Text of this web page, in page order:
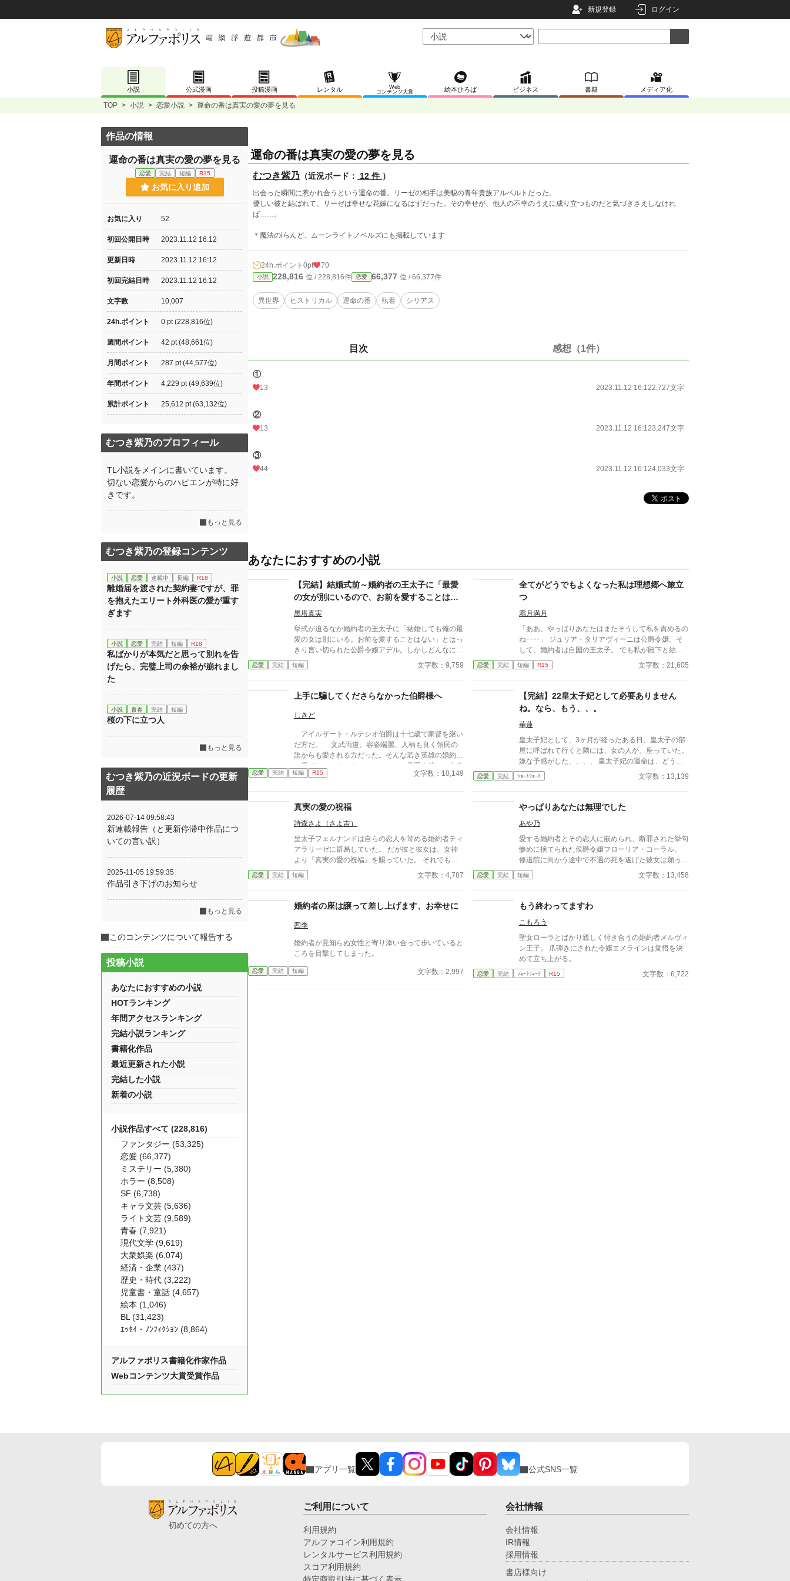
新規登録 ログイン
小説 公式漫画 投稿漫画 レンタル
Web
コンテンツ大賞
絵本ひろば ビジネス 書籍 メディア化
TOP > 小説 > 恋愛小説 > 運命の番は真実の愛の夢を見る
運命の番は真実の愛の夢を見る
むつき紫乃 （近況ボード： 12 件 ）
出会った瞬間に惹かれ合うという運命の番。リーゼの相手は美貌の青年貴族アルベルトだった。
優しい彼と結ばれて、リーゼは幸せな花嫁になるはずだった。その幸せが、他人の不幸のうえに成り立つものだと気づきさえしなけれ
ば……。
＊魔法のiらんど、ムーンライトノベルズにも掲載しています
24h.ポイント 0pt 70
小説 228,816 位 / 228,816件 恋愛 66,377 位 / 66,377件
異世界 ヒストリカル 運命の番 執着 シリアス
目次 感想（1件）
①
13 2023.11.12 16:122,727文字
②
13 2023.11.12 16:123,247文字
③
44 2023.11.12 16:124,033文字
あなたにおすすめの小説
【完結】結婚式前～婚約者の王太子に「最愛
の女が別にいるので、お前を愛することはな
い」と言われました～
黒塔真実
挙式が迫るなか婚約者の王太子に「結婚しても俺の最
愛の女は別にいる。お前を愛することはない」とはっ
きり言い切られた公爵令嬢アデル。しかしどんなに婚
約者としてないがしろにされても女性としての誇りを
傷つけられても彼女は平気だった。なぜなら大切な
卒業ダンスパーティーの夜、アデルはかつてない、世
にも酷い仕打ちを受けるのだった―― ※神視点。■
なろうにも別タイトルで重複投稿←【ジャンル日間4
恋愛 完結 短編 文字数：9,759
全てがどうでもよくなった私は理想郷へ旅立
つ
霜月満月
「ああ、やっぱりあなたはまたそうして私を責めるの
ね‥‥」 ジュリア・タリアヴィーニは公爵令嬢。そ
して、婚約者は自国の王太子。 でも私が殿下と結婚
することはない。だってあなたは他の人を選んだのだ
もの。『前』と変わらず━━ これはとある能力を持
れる王太子の遠回りな物語。 ※なろう様で投稿済み
の作品です。 ※画像はジュリアの婚約披露の時のイ
メージです。
恋愛 完結 短編 R15 文字数：21,605
上手に騙してくださらなかった伯爵様へ
しきど
アイルザート・ルテシオ伯爵は十七歳で家督を継い
だ方だ。 文武両道、容姿端麗、人柄も良く領民の
誰からも愛される方だった。そんな若き英雄の婚約者
に選ばれたメリッサ・オードバーン子爵令嬢は、自身
を果報者と信じて疑っていなかった。 彼が屋敷の
んな事は分かっているつもりだった。分かっていてそ
れでも、許せなかった。 メリッサにとってアイル
ザートは、本心から愛した人だったから。
恋愛 完結 短編 R15 文字数：10,149
【完結】22皇太子妃として必要ありません
ね。なら、もう、、。
華蓮
皇太子妃として、3ヶ月が経ったある日、皇太子の部
屋に呼ばれて行くと隣には、女の人が、座っていた。
嫌な予感がした、、、、 皇太子妃の運命は、どうな
るのでしょう？ 指導係、教育係編Part1
恋愛 完結 ｼｮｰﾄｼｮｰﾄ 文字数：13,139
真実の愛の祝福
詩森さよ（さよ吉）
皇太子フェルナンドは自らの恋人を苛める婚約者ティ
アラリーゼに辟易していた。 だが彼と彼女は、女神
より『真実の愛の祝福』を賜っていた。 それでも強
硬に婚約解消を願った彼は……。 カクヨム、小説家
になろうにも掲載。 筆者は体調不良なことも多く、
どうぞよろしくお願いいたします。
恋愛 完結 短編 文字数：4,787
やっぱりあなたは無理でした
あや乃
愛する婚約者とその恋人に嵌められ、断罪された挙句
惨めに捨てられた侯爵令嬢フローリア・コーラル。
修道院に向かう途中で不遇の死を遂げた彼女は願っ
た、もう一度人生をやり直したいと―― 目覚めた時
彼女の時間は半年前に巻き戻っていた。 今度こそ第
れる」というささやかな願いを叶えたいと奮闘するフ
ローリアだが、半年後フローリアが断罪されたあの日
が再び訪れてしまう。 同じ光景、同じ台詞、何もか
もが同じ……でもたった一つだけ違っていることがあ
って！？ ※「小説家になろう」さまにも掲載中
恋愛 完結 短編 文字数：13,458
婚約者の座は譲って差し上げます、お幸せに
四季
婚約者が見知らぬ女性と寄り添い合って歩いていると
ころを目撃してしまった。
恋愛 完結 短編 文字数：2,997
もう終わってますわ
こもろう
聖女ローラとばかり親しく付き合うの婚約者メルヴィ
ン王子。 爪弾きにされた令嬢エメラインは覚悟を決
めて立ち上がる。
恋愛 完結 ｼｮｰﾄｼｮｰﾄ R15 文字数：6,722
作品の情報
運命の番は真実の愛の夢を見る
恋愛 完結 短編 R15
お気に入り追加
お気に入り 52
初回公開日時 2023.11.12 16:12
更新日時 2023.11.12 16:12
初回完結日時 2023.11.12 16:12
文字数 10,007
24h.ポイント 0 pt (228,816位)
週間ポイント 42 pt (48,661位)
月間ポイント 287 pt (44,577位)
年間ポイント 4,229 pt (49,639位)
累計ポイント 25,612 pt (63,132位)
むつき紫乃のプロフィール
TL小説をメインに書いています。
切ない恋愛からのハピエンが特に好
きです。
もっと見る
むつき紫乃の登録コンテンツ
小説 恋愛 連載中 長編 R18
離婚届を渡された契約妻ですが、罪
を抱えたエリート外科医の愛が重す
ぎます
小説 恋愛 完結 短編 R18
私ばかりが本気だと思って別れを告
げたら、完璧上司の余裕が崩れまし
た
小説 青春 完結 短編
桜の下に立つ人
もっと見る
むつき紫乃の近況ボードの更新
履歴
2026-07-14 09:58:43
新連載報告（と更新停滞中作品につ
いての言い訳）
2025-11-05 19:59:35
作品引き下げのお知らせ
もっと見る
このコンテンツについて報告する
投稿小説
あなたにおすすめの小説
HOTランキング
年間アクセスランキング
完結小説ランキング
書籍化作品
最近更新された小説
完結した小説
新着の小説
小説作品すべて (228,816)
ファンタジー (53,325)
恋愛 (66,377)
ミステリー (5,380)
ホラー (8,508)
SF (6,738)
キャラ文芸 (5,636)
ライト文芸 (9,589)
青春 (7,921)
現代文学 (9,619)
大衆娯楽 (6,074)
経済・企業 (437)
歴史・時代 (3,222)
児童書・童話 (4,657)
絵本 (1,046)
BL (31,423)
ｴｯｾｲ・ﾉﾝﾌｨｸｼｮﾝ (8,864)
アルファポリス書籍化作家作品
Webコンテンツ大賞受賞作品
アプリ一覧 公式SNS一覧
初めての方へ
ご利用について
利用規約
アルファコイン利用規約
レンタルサービス利用規約
スコア利用規約
会社情報
会社情報
IR情報
採用情報
書店様向け